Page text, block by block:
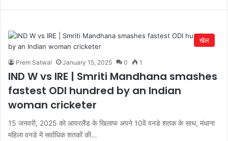
खेल
Prem Satwal January 15, 2025 0 1
IND W vs IRE | Smriti Mandhana smashes
fastest ODI hundred by an Indian
woman cricketer
15 जनवरी, 2025 को आयरलैंड के खिलाफ अपने 10वें वनडे शतक के साथ, मंधाना
महिला वनडे में सर्वाधिक शतकों की…